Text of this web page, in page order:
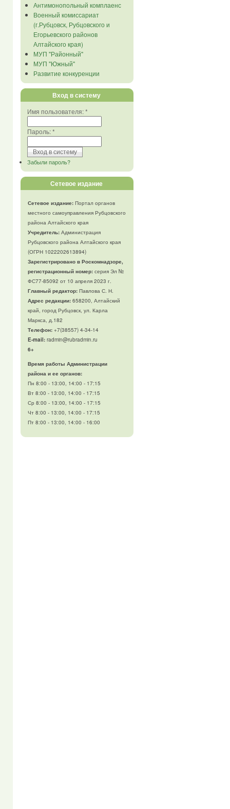
Антимонопольный комплаенс
Военный комиссариат
(г.Рубцовск, Рубцовского и
Егорьевского районов
Алтайского края)
МУП "Районный"
МУП "Южный"
Развитие конкуренции
Вход в систему
Имя пользователя:*
Пароль:*
Забыли пароль?
Сетевое издание
Сетевое издание:Портал органов
местного самоуправления Рубцовского
района Алтайского края
Учредитель:Администрация
Рубцовского района Алтайского края
(ОГРН 1022202613894)
Зарегистрировано в Роскомнадзоре,
регистрационный номер:серия Эл №
ФС77-85092 от 10 апреля 2023 г.
Главный редактор:Павлова С. Н.
Адрес редакции:658200, Алтайский
край, город Рубцовск, ул. Карла
Маркса, д.182
Телефон:+7(38557) 4-34-14
E-mail:radmin@rubradmin.ru
6+
Время работы Администрации
района и ее органов:
Пн 8:00 - 13:00, 14:00 - 17:15
Вт 8:00 - 13:00, 14:00 - 17:15
Ср 8:00 - 13:00, 14:00 - 17:15
Чт 8:00 - 13:00, 14:00 - 17:15
Пт 8:00 - 13:00, 14:00 - 16:00